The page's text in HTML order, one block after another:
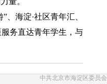
海淀·社区青年汇、
务直达青年学生，与
中共北京市海淀区委员会